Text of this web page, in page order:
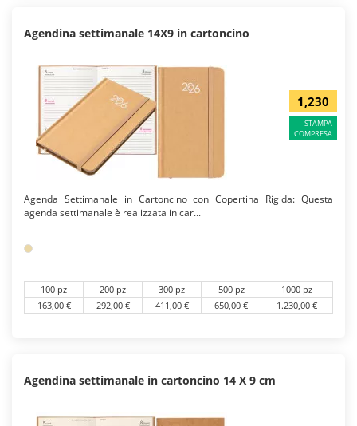
Agendina settimanale 14X9 in cartoncino
1,230
STAMPA
COMPRESA
Agenda Settimanale in Cartoncino con Copertina Rigida: Questa
agenda settimanale è realizzata in car...
100 pz 200 pz 300 pz 500 pz
1000 pz
163,00 €
292,00 € 411,00 € 650,00 € 1.230,00 €
Agendina settimanale in cartoncino 14 X 9 cm